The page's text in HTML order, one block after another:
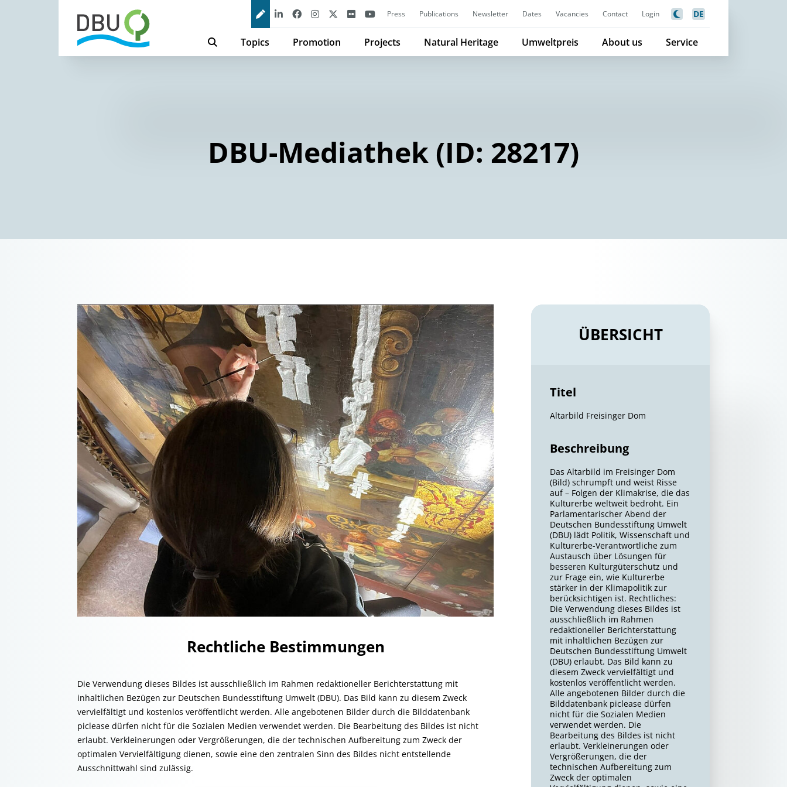
Press Publications Newsletter Dates Vacancies Contact Login DE
Topics Promotion Projects Natural Heritage Umweltpreis About us Service
DBU-Mediathek (ID: 28217)
Rechtliche Bestimmungen
Die Verwendung dieses Bildes ist ausschließlich im Rahmen redaktioneller Berichterstattung mit
inhaltlichen Bezügen zur Deutschen Bundesstiftung Umwelt (DBU). Das Bild kann zu diesem Zweck
vervielfältigt und kostenlos veröffentlicht werden. Alle angebotenen Bilder durch die Bilddatenbank
piclease dürfen nicht für die Sozialen Medien verwendet werden. Die Bearbeitung des Bildes ist nicht
erlaubt. Verkleinerungen oder Vergrößerungen, die der technischen Aufbereitung zum Zweck der
optimalen Vervielfältigung dienen, sowie eine den zentralen Sinn des Bildes nicht entstellende
Ausschnittwahl sind zulässig.
ÜBERSICHT
Titel
Altarbild Freisinger Dom
Beschreibung
Das Altarbild im Freisinger Dom
(Bild) schrumpft und weist Risse
auf – Folgen der Klimakrise, die das
Kulturerbe weltweit bedroht. Ein
Parlamentarischer Abend der
Deutschen Bundesstiftung Umwelt
(DBU) lädt Politik, Wissenschaft und
Kulturerbe-Verantwortliche zum
Austausch über Lösungen für
besseren Kulturgüterschutz und
zur Frage ein, wie Kulturerbe
stärker in der Klimapolitik zur
berücksichtigen ist. Rechtliches:
Die Verwendung dieses Bildes ist
ausschließlich im Rahmen
redaktioneller Berichterstattung
mit inhaltlichen Bezügen zur
Deutschen Bundesstiftung Umwelt
(DBU) erlaubt. Das Bild kann zu
diesem Zweck vervielfältigt und
kostenlos veröffentlicht werden.
Alle angebotenen Bilder durch die
Bilddatenbank piclease dürfen
nicht für die Sozialen Medien
verwendet werden. Die
Bearbeitung des Bildes ist nicht
erlaubt. Verkleinerungen oder
Vergrößerungen, die der
technischen Aufbereitung zum
Zweck der optimalen